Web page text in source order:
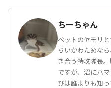
ちーちゃん
ペットのヤモリと
ちいかわためな
き合う特攻隊長。
ですが、沼にハ
びは誰よりも知